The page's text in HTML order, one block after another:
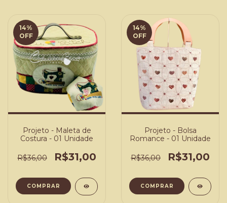
14%
OFF
Projeto - Maleta de
Costura - 01 Unidade
R$36,00 R$31,00
COMPRAR
14%
OFF
Projeto - Bolsa
Romance - 01 Unidade
R$36,00 R$31,00
COMPRAR